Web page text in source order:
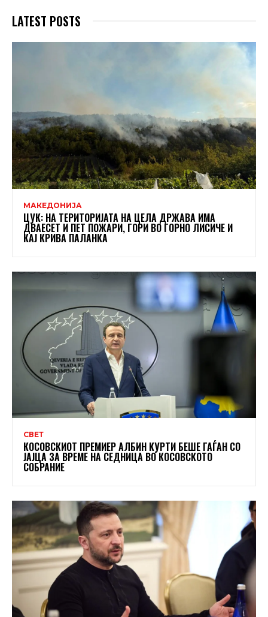
LATEST POSTS
МАКЕДОНИЈА
ЦУК: НА ТЕРИТОРИЈАТА НА ЦЕЛА ДРЖАВА ИМА
ДВАЕСЕТ И ПЕТ ПОЖАРИ, ГОРИ ВО ГОРНО ЛИСИЧЕ И
КАЈ КРИВА ПАЛАНКА
СВЕТ
КОСОВСКИОТ ПРЕМИЕР АЛБИН КУРТИ БЕШЕ ГАЃАН СО
ЈАЈЦА ЗА ВРЕМЕ НА СЕДНИЦА ВО КОСОВСКОТО
СОБРАНИЕ